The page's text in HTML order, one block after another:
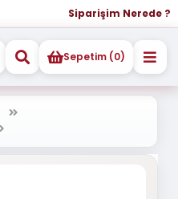
Siparişim Nerede ?
Sepetim (0)